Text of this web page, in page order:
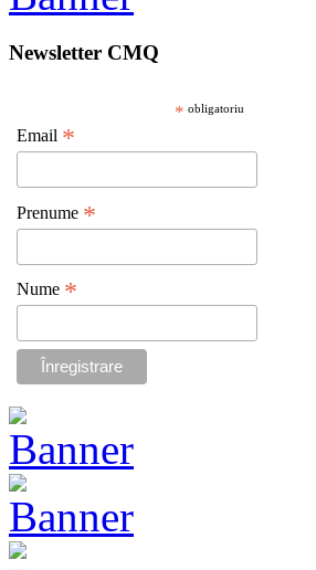
Newsletter CMQ
* obligatoriu
Email *
Prenume *
Nume *